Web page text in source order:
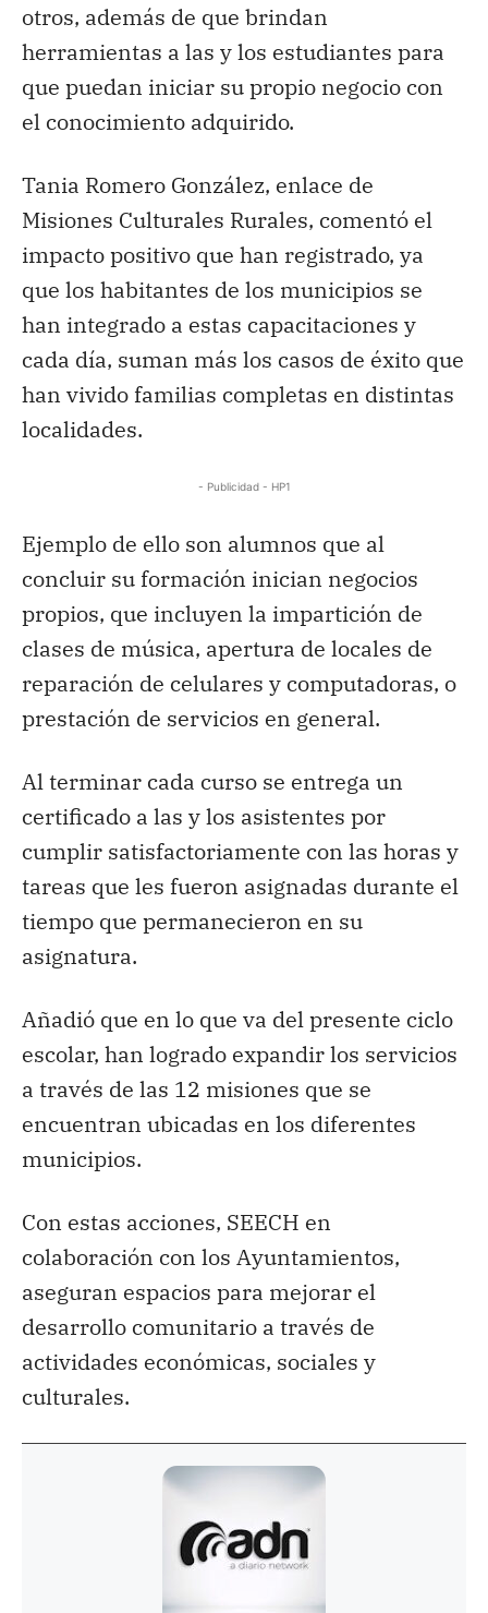
otros, además de que brindan
herramientas a las y los estudiantes para
que puedan iniciar su propio negocio con
el conocimiento adquirido.
Tania Romero González, enlace de
Misiones Culturales Rurales, comentó el
impacto positivo que han registrado, ya
que los habitantes de los municipios se
han integrado a estas capacitaciones y
cada día, suman más los casos de éxito que
han vivido familias completas en distintas
localidades.
- Publicidad - HP1
Ejemplo de ello son alumnos que al
concluir su formación inician negocios
propios, que incluyen la impartición de
clases de música, apertura de locales de
reparación de celulares y computadoras, o
prestación de servicios en general.
Al terminar cada curso se entrega un
certificado a las y los asistentes por
cumplir satisfactoriamente con las horas y
tareas que les fueron asignadas durante el
tiempo que permanecieron en su
asignatura.
Añadió que en lo que va del presente ciclo
escolar, han logrado expandir los servicios
a través de las 12 misiones que se
encuentran ubicadas en los diferentes
municipios.
Con estas acciones, SEECH en
colaboración con los Ayuntamientos,
aseguran espacios para mejorar el
desarrollo comunitario a través de
actividades económicas, sociales y
culturales.